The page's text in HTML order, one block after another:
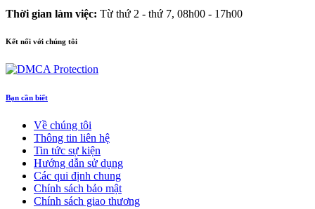
Thời gian làm việc: Từ thứ 2 - thứ 7, 08h00 - 17h00
Kết nối với chúng tôi
Bạn cần biết
Về chúng tôi
Thông tin liên hệ
Tin tức sự kiện
Hướng dẫn sử dụng
Các qui định chung
Chính sách bảo mật
Chính sách giao thương